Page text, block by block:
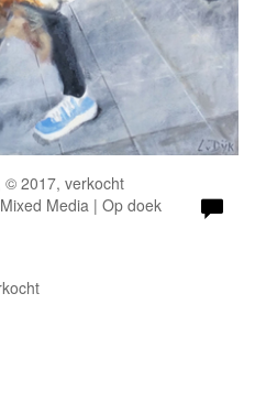
© 2017, verkocht
Media | Op doek